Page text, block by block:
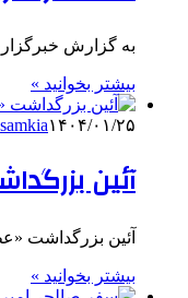
به گزارش خبرگزاری
بیشتر بخوانید »
samkia۱۴۰۴/۰۱/۲۵
آئین
آئین بزرگداشت
بیشتر بخوانید »